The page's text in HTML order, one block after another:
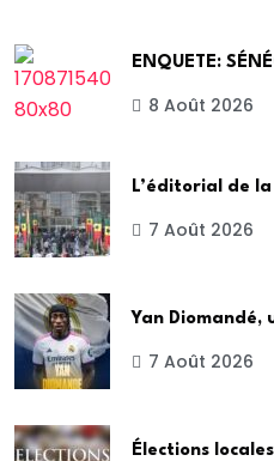
ENQUETE:
8 Août 2026
L’éditorial de
7 Août 2026
Yan
7 Août 2026
Élections